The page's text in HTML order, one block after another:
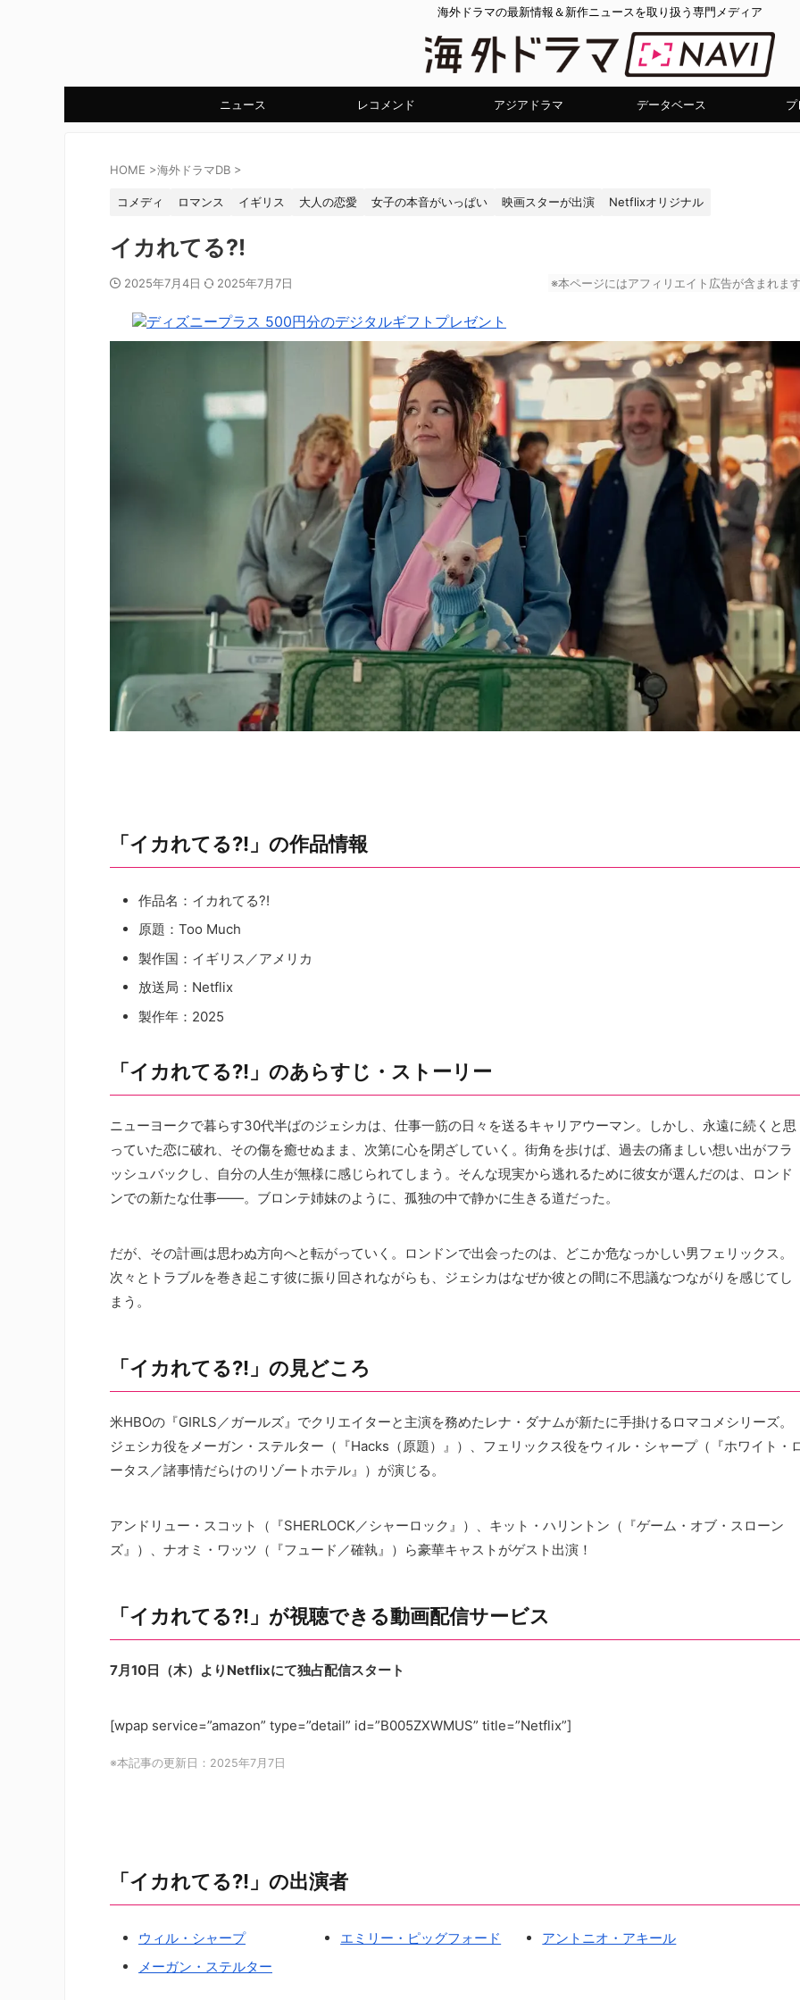
海外ドラマの最新情報＆新作ニュースを取り扱う専門メディア
ニュース レコメンド アジアドラマ データベース
HOME >海外ドラマDB >
コメディ ロマンス イギリス 大人の恋愛 女子の本音がいっぱい 映画スターが出演 Netflixオリジナル
イカれてる?!
2025年7月4日 2025年7月7日 ※本ページにはアフィリエイト広告が含まれま
「イカれてる?!」の作品情報
作品名：イカれてる?!
原題：Too Much
製作国：イギリス／アメリカ
放送局：Netflix
製作年：2025
「イカれてる?!」のあらすじ・ストーリー
ニューヨークで暮らす30代半ばのジェシカは、仕事一筋の日々を送るキャリアウーマン。しかし、永遠に続くと思
っていた恋に破れ、その傷を癒せぬまま、次第に心を閉ざしていく。街角を歩けば、過去の痛ましい想い出がフラ
ッシュバックし、自分の人生が無様に感じられてしまう。そんな現実から逃れるために彼女が選んだのは、ロンド
ンでの新たな仕事――。ブロンテ姉妹のように、孤独の中で静かに生きる道だった。
だが、その計画は思わぬ方向へと転がっていく。ロンドンで出会ったのは、どこか危なっかしい男フェリックス。
次々とトラブルを巻き起こす彼に振り回されながらも、ジェシカはなぜか彼との間に不思議なつながりを感じてし
まう。
「イカれてる?!」の見どころ
米HBOの『GIRLS／ガールズ』でクリエイターと主演を務めたレナ・ダナムが新たに手掛けるロマコメシリーズ。
ジェシカ役をメーガン・ステルター（『Hacks（原題）』）、フェリックス役をウィル・シャープ（『ホワイト・
ータス／諸事情だらけのリゾートホテル』）が演じる。
アンドリュー・スコット（『SHERLOCK／シャーロック』）、キット・ハリントン（『ゲーム・オブ・スローン
ズ』）、ナオミ・ワッツ（『フュード／確執』）ら豪華キャストがゲスト出演！
「イカれてる?!」が視聴できる動画配信サービス
7月10日（木）よりNetflixにて独占配信スタート
[wpap service=”amazon” type=”detail” id=”B005ZXWMUS” title=”Netflix”]
※本記事の更新日：2025年7月7日
「イカれてる?!」の出演者
ウィル・シャープ エミリー・ピッグフォード
アントニオ・アキール
メーガン・ステルター